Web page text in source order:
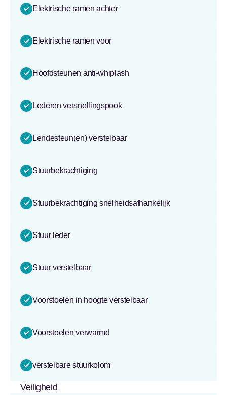
Elektrische ramen achter
Elektrische ramen voor
Hoofdsteunen anti-whiplash
Lederen versnellingspook
Lendesteun(en) verstelbaar
Stuurbekrachtiging
Stuurbekrachtiging snelheidsafhankelijk
Stuur leder
Stuur verstelbaar
Voorstoelen in hoogte verstelbaar
Voorstoelen verwarmd
verstelbare stuurkolom
Veiligheid